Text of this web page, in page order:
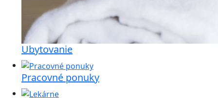
Ubytovanie
Pracovné ponuky